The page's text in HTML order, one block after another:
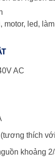
led,
AC
thích
khoảng